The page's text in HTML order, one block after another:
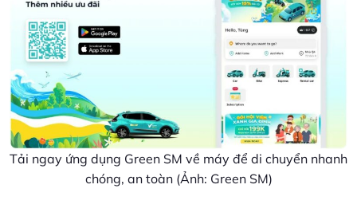
Tải ngay ứng dụng Green SM về máy để di chuyển nhanh
chóng, an toàn (Ảnh: Green SM)